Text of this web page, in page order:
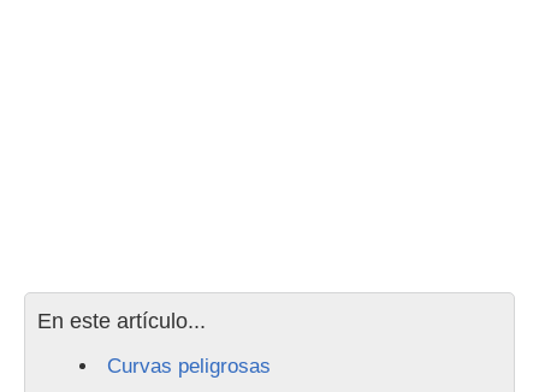
En este artículo...
Curvas peligrosas